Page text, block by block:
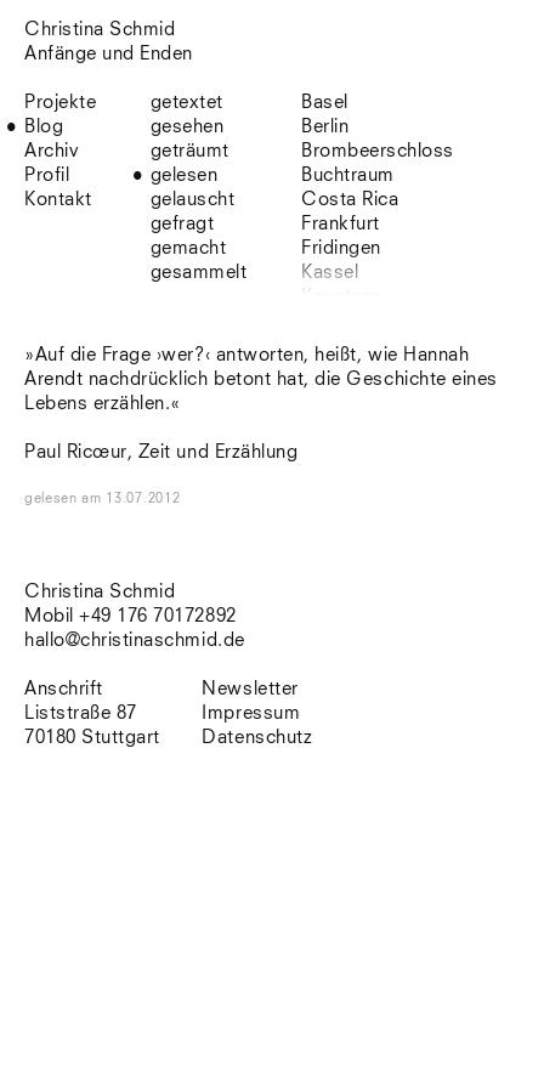
Christina Schmid
Anfänge und Enden
Projekte
Blog
Archiv
Profil
Kontakt
getextet
gesehen
geträumt
gelesen
gelauscht
gefragt
gemacht
gesammelt
Basel
Berlin
Brombeerschloss
Buchtraum
Costa Rica
Frankfurt
Fridingen
Kassel
Lefkada
Leipzig
Lio
»Auf die Frage ›wer?‹ antworten, heißt, wie Hannah
Arendt nachdrücklich betont hat, die Geschichte eines
Lebens erzählen.«
Paul Ricœur, Zeit und Erzählung
gelesen am 13.07.2012
Christina Schmid
Mobil +49 176 70172892
hallo@christinaschmid.de
Anschrift
Liststraße 87
70180 Stuttgart
Newsletter
Impressum
Datenschutz